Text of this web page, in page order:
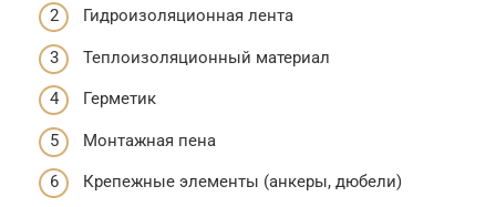
Гидроизоляционная лента
Теплоизоляционный материал
Герметик
Монтажная пена
Крепежные элементы (анкеры, дюбели)